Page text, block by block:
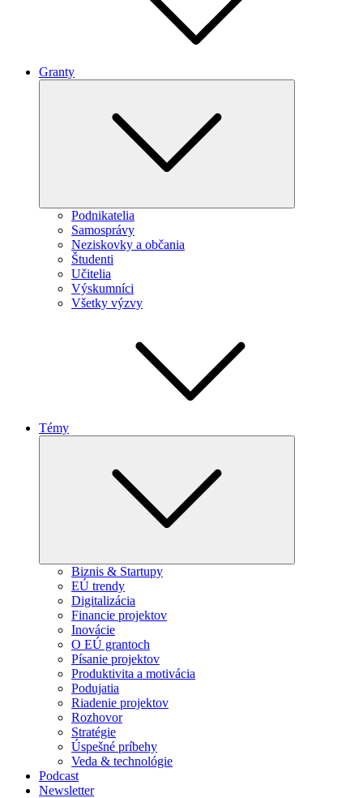
Granty
Podnikatelia
Samosprávy
Neziskovky a občania
Študenti
Učitelia
Výskumníci
Všetky výzvy
Témy
Biznis & Startupy
EÚ trendy
Digitalizácia
Financie projektov
Inovácie
O EÚ grantoch
Písanie projektov
Produktivita a motivácia
Podujatia
Riadenie projektov
Rozhovor
Stratégie
Úspešné príbehy
Veda & technológie
Podcast
Newsletter